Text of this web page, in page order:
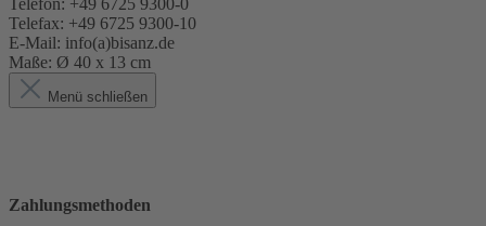
Telefax: +49 6725 9300-10
E-Mail: info(a)bisanz.de
Maße: Ø 40 x 13 cm
Menü schließen
Zahlungsmethoden